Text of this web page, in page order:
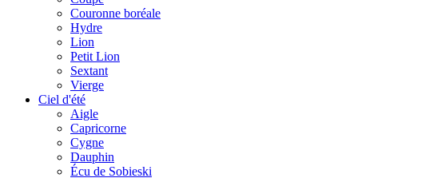
Couronne boréale
Hydre
Lion
Petit Lion
Sextant
Vierge
Ciel d'été
Aigle
Capricorne
Cygne
Dauphin
Écu de Sobieski